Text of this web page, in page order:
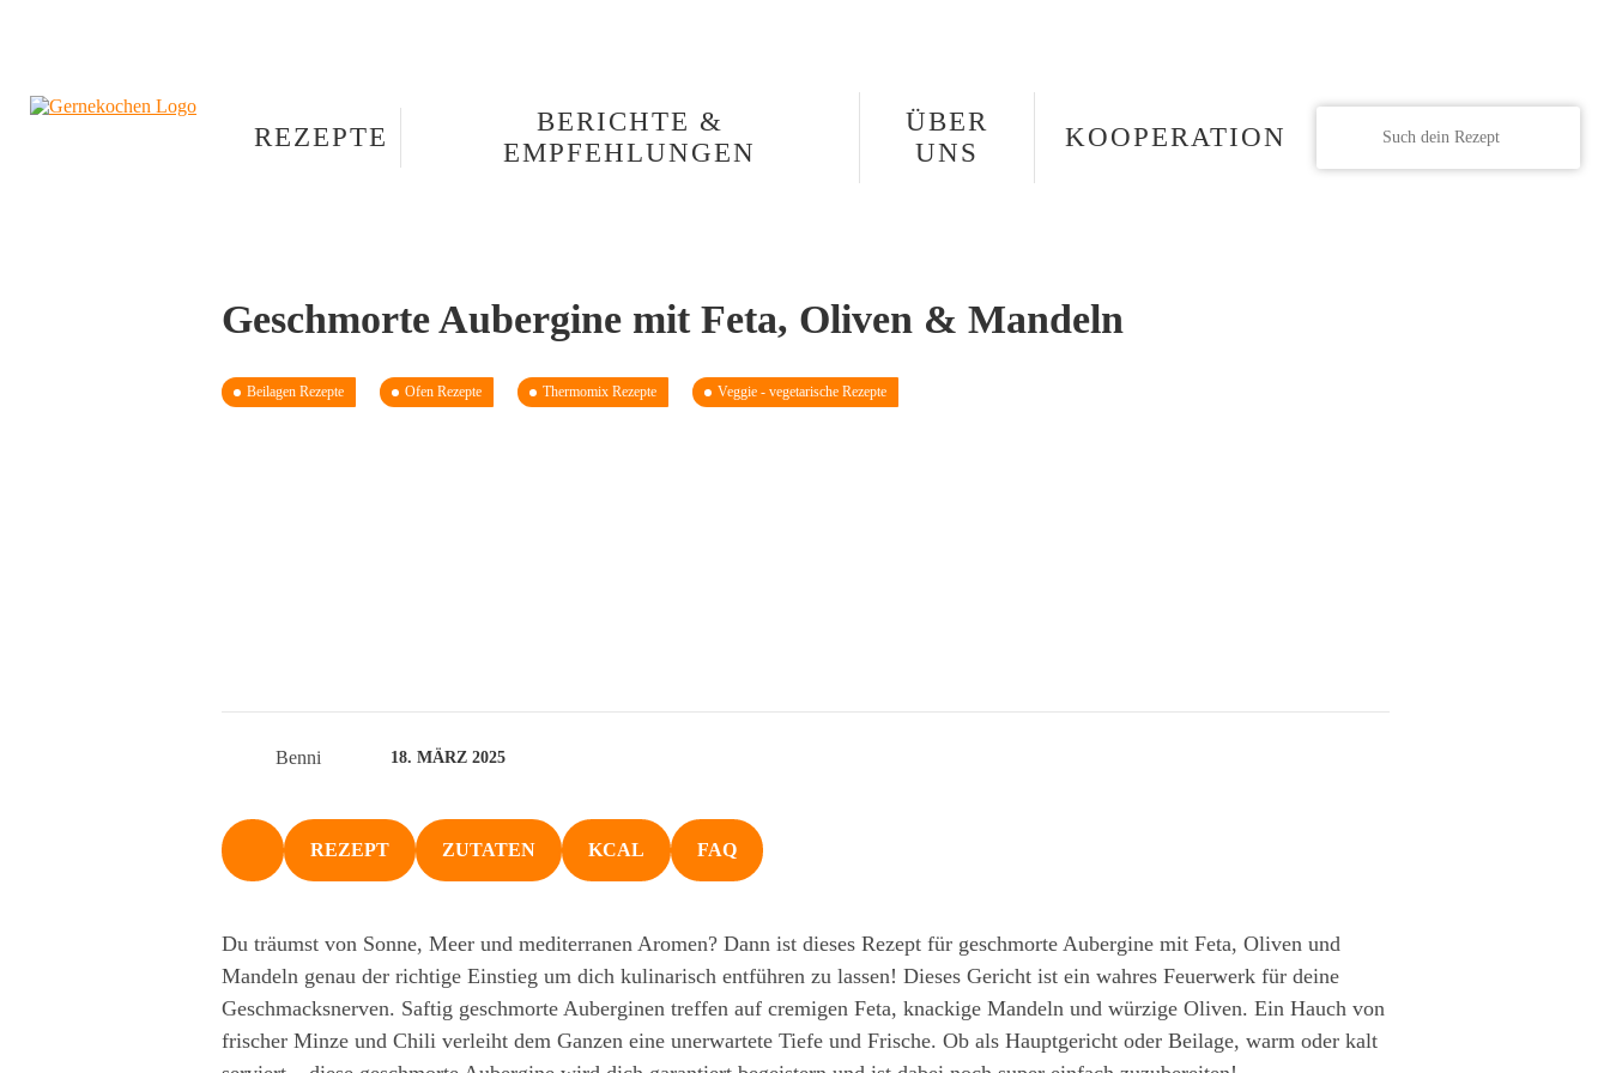
REZEPTE
BERICHTE &
EMPFEHLUNGEN
ÜBER
UNS
KOOPERATION
Geschmorte Aubergine mit Feta, Oliven & Mandeln
Beilagen Rezepte Ofen Rezepte Thermomix Rezepte Veggie - vegetarische Rezepte
Benni 18. MÄRZ 2025
NACH OBEN
REZEPT ZUTATEN KCAL FAQ
Du träumst von Sonne, Meer und mediterranen Aromen? Dann ist dieses Rezept für geschmorte Aubergine mit Feta, Oliven und
Mandeln genau der richtige Einstieg um dich kulinarisch entführen zu lassen! Dieses Gericht ist ein wahres Feuerwerk für deine
Geschmacksnerven. Saftig geschmorte Auberginen treffen auf cremigen Feta, knackige Mandeln und würzige Oliven. Ein Hauch von
frischer Minze und Chili verleiht dem Ganzen eine unerwartete Tiefe und Frische. Ob als Hauptgericht oder Beilage, warm oder kalt